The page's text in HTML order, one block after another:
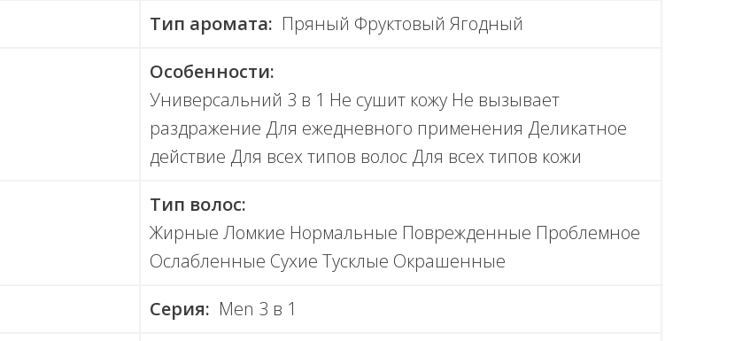
Тип аромата: Пряный Фруктовый Ягодный
Особенности:
Универсальний 3 в 1 Не сушит кожу Не вызывает
раздражение Для ежедневного применения Деликатное
действие Для всех типов волос Для всех типов кожи
Тип волос:
Жирные Ломкие Нормальные Поврежденные Проблемное
Ослабленные Сухие Тусклые Окрашенные
Серия: Men 3 в 1